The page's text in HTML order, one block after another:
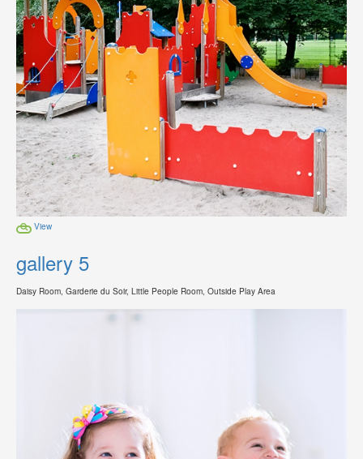
View
gallery 5
Daisy Room, Garderie du Soir, Little People Room, Outside Play Area